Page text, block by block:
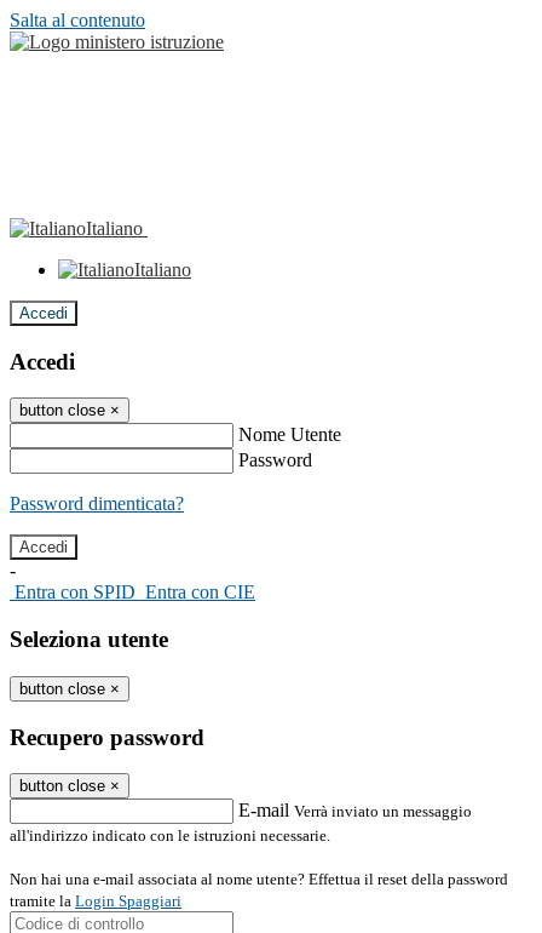
Salta al contenuto
Italiano
Italiano
Accedi
Accedi
button close ×
Nome Utente
Password
Password dimenticata?
-
Entra con SPID Entra con CIE
Seleziona utente
button close ×
Recupero password
button close ×
E-mail Verrà inviato un messaggio
all'indirizzo indicato con le istruzioni necessarie.
Non hai una e-mail associata al nome utente? Effettua il reset della password
tramite la Login Spaggiari